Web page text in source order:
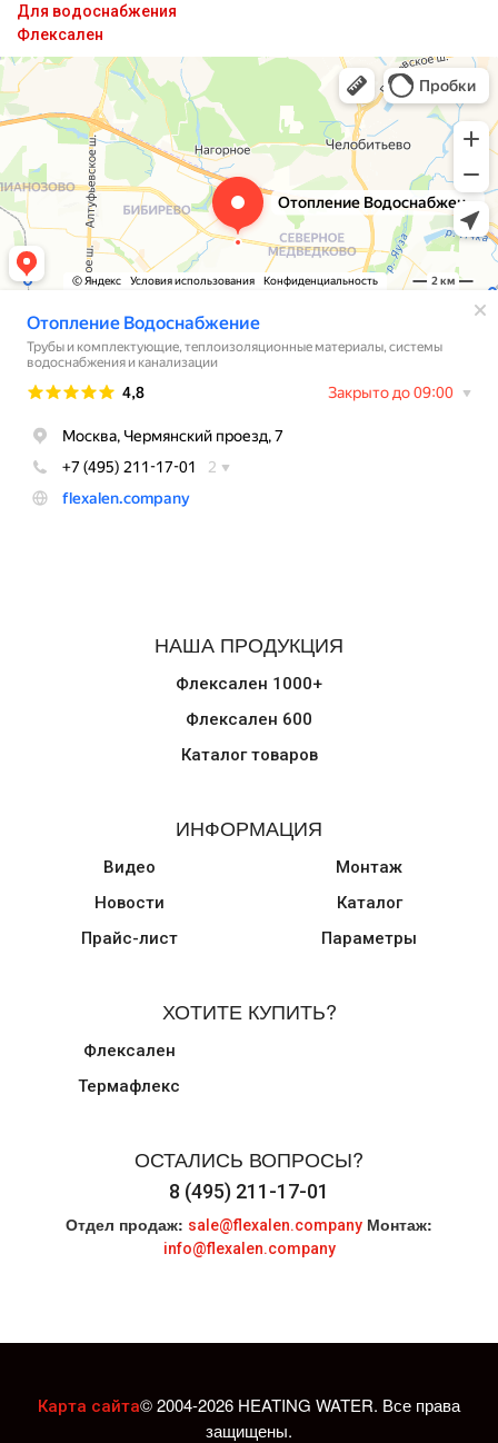
Для водоснабжения
Флексален
НАША ПРОДУКЦИЯ
Флексален 1000+
Флексален 600
Каталог товаров
ИНФОРМАЦИЯ
Видео
Новости
Прайс-лист
Монтаж
Каталог
Параметры
ХОТИТЕ КУПИТЬ?
Флексален
Термафлекс
ОСТАЛИСЬ ВОПРОСЫ?
8 (495) 211-17-01
Отдел продаж: sale@flexalen.company Монтаж:
info@flexalen.company
Карта сайта© 2004-2026 HEATING WATER. Все права
защищены.